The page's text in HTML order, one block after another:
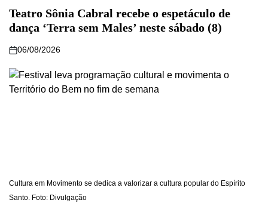
Teatro Sônia Cabral recebe o espetáculo de
dança ‘Terra sem Males’ neste sábado (8)
06/08/2026
Cultura em Movimento se dedica a valorizar a cultura popular do Espírito
Santo. Foto: Divulgação